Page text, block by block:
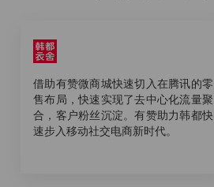
借助有赞微商城快速切入在腾讯的零
售布局，快速实现了去中心化流量聚
合，客户粉丝沉淀。有赞助力韩都快
速步入移动社交电商新时代。